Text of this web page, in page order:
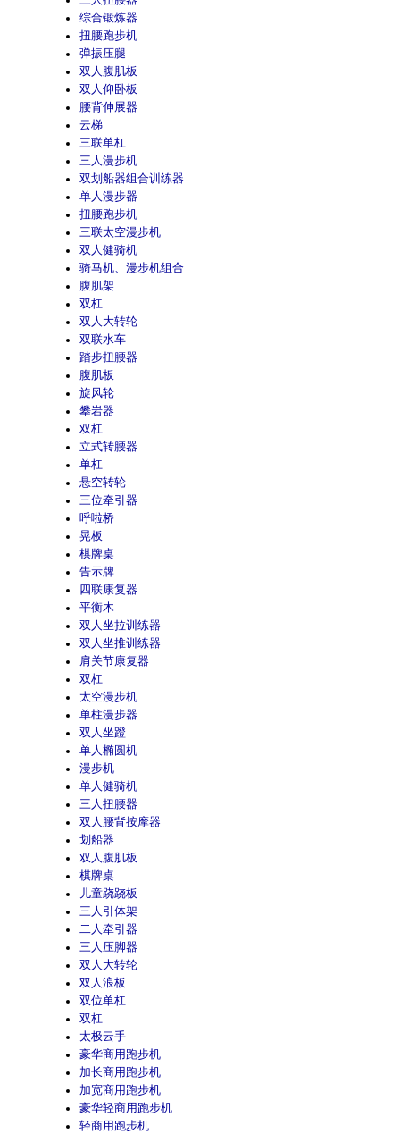
综合锻炼器
扭腰跑步机
弹振压腿
双人腹肌板
双人仰卧板
腰背伸展器
云梯
三联单杠
三人漫步机
双划船器组合训练器
单人漫步器
扭腰跑步机
三联太空漫步机
双人健骑机
骑马机、漫步机组合
腹肌架
双杠
双人大转轮
双联水车
踏步扭腰器
腹肌板
旋风轮
攀岩器
双杠
立式转腰器
单杠
悬空转轮
三位牵引器
呼啦桥
晃板
棋牌桌
告示牌
四联康复器
平衡木
双人坐拉训练器
双人坐推训练器
肩关节康复器
双杠
太空漫步机
单柱漫步器
双人坐蹬
单人椭圆机
漫步机
单人健骑机
三人扭腰器
双人腰背按摩器
划船器
双人腹肌板
棋牌桌
儿童跷跷板
三人引体架
二人牵引器
三人压脚器
双人大转轮
双人浪板
双位单杠
双杠
太极云手
豪华商用跑步机
加长商用跑步机
加宽商用跑步机
豪华轻商用跑步机
轻商用跑步机